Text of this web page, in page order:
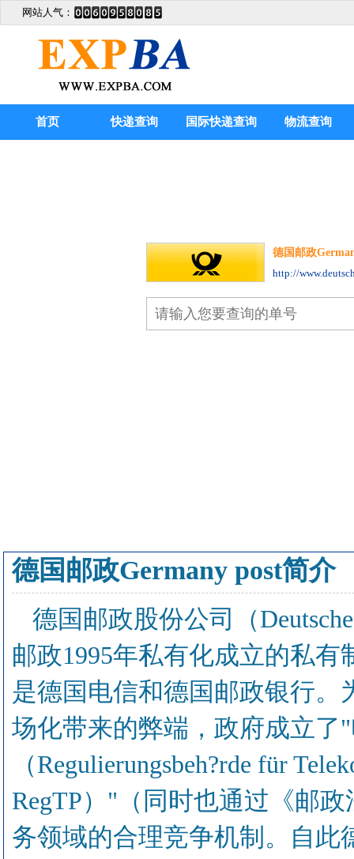
网站人气：
首页 快递查询 国际快递查询 物流查询
德国邮政
http://
德国邮政Germany post简介
德国邮政股份公司（
邮政1995年私有化成立的私
是德国电信和德国邮政银行。
场化带来的弊端，政府成立了
（Regulierungsbeh?rde für
RegTP）"（同时也通过《邮
务领域的合理竞争机制。自